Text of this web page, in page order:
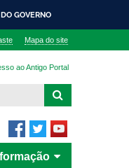
GOVERNO
Mapa do site
ao Antigo Portal